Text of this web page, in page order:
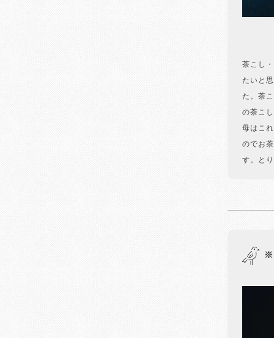
茶こし
たいと
た。茶
の茶こ
母はこ
のでお
す。と
※